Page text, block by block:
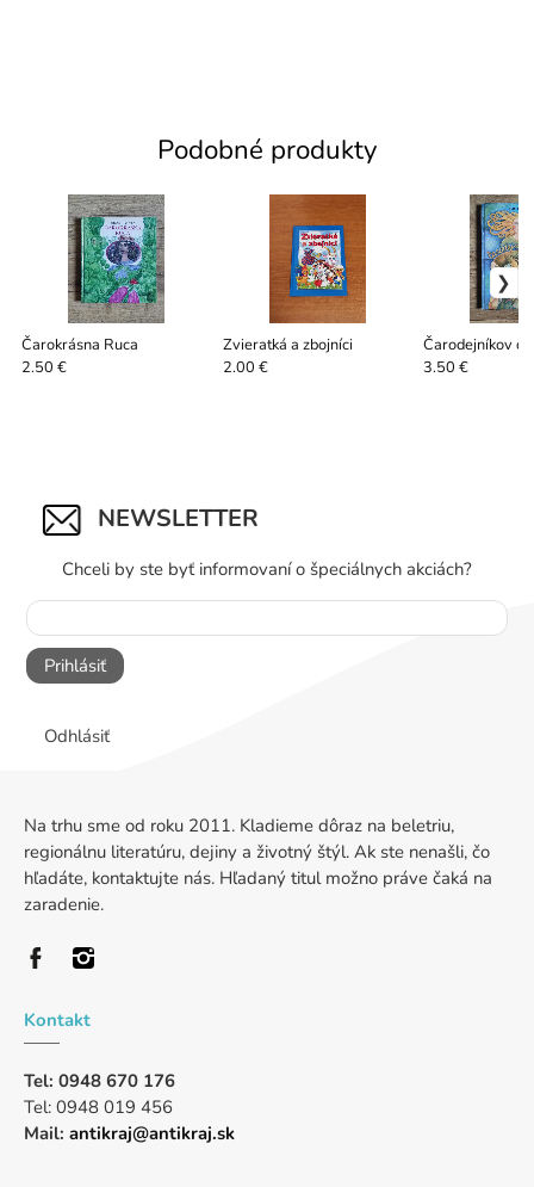
Podobné produkty
Čarokrásna Ruca
2.50 €
Zvieratká a zbojníci
2.00 €
Čarodejníkov
3.50 €
NEWSLETTER
Chceli by ste byť informovaní o špeciálnych akciách?
Prihlásiť
Odhlásiť
Na trhu sme od roku 2011. Kladieme dôraz na beletriu,
regionálnu literatúru, dejiny a životný štýl. Ak ste nenašli, čo
hľadáte, kontaktujte nás. Hľadaný titul možno práve čaká na
zaradenie.
Kontakt
Tel: 0948 670 176
Tel: 0948 019 456
Mail: antikraj@antikraj.sk